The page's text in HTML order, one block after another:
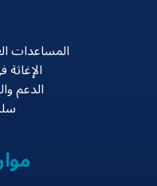
المساعدات
الدعم